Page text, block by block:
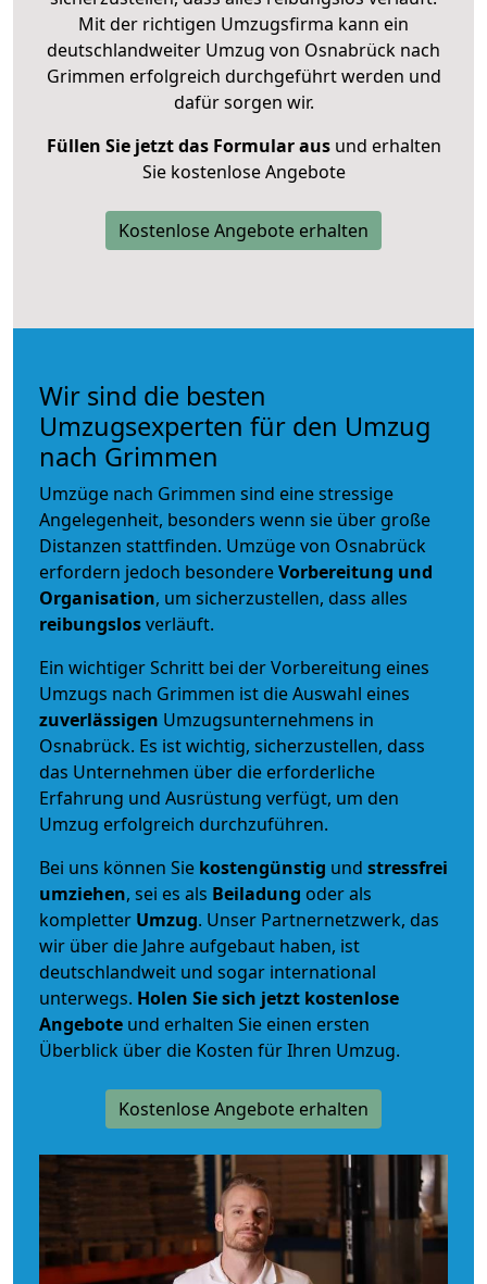
Mit der richtigen Umzugsfirma kann ein
deutschlandweiter Umzug von Osnabrück nach
Grimmen erfolgreich durchgeführt werden und
dafür sorgen wir.
Füllen Sie jetzt das Formular ausund erhalten
Sie kostenlose Angebote
Kostenlose Angebote erhalten
Wir sind die besten
Umzugsexperten für den Umzug
nach Grimmen
Umzüge nach Grimmen sind eine stressige
Angelegenheit, besonders wenn sie über große
Distanzen stattfinden. Umzüge von Osnabrück
erfordern jedoch besondereVorbereitung und
Organisation, um sicherzustellen, dass alles
reibungslosverläuft.
Ein wichtiger Schritt bei der Vorbereitung eines
Umzugs nach Grimmen ist die Auswahl eines
zuverlässigen Umzugsunternehmens in
Osnabrück. Es ist wichtig, sicherzustellen, dass
das Unternehmen über die erforderliche
Erfahrung und Ausrüstung verfügt, um den
Umzug erfolgreich durchzuführen.
Bei uns können Sie kostengünstig und stressfrei
umziehen, sei es als Beiladung oder als
kompletter Umzug. Unser Partnernetzwerk, das
wir über die Jahre aufgebaut haben, ist
deutschlandweit und sogar international
unterwegs. Holen Sie sich jetzt kostenlose
Angebote und erhalten Sie einen ersten
Überblick über die Kosten für Ihren Umzug.
Kostenlose Angebote erhalten